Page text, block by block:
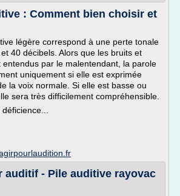
: Comment bien choisir et
légère correspond à une perte tonale
40 décibels. Alors que les bruits et
entendus par le malentendant, la parole
uniquement si elle est exprimée
la voix normale. Si elle est basse ou
sera très difficilement compréhensible.
auditif - Pile auditive rayovac